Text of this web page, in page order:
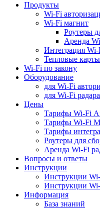
Продукты
Wi-Fi
Wi-Fi магнит
Роутеры
Аренда
Интеграция
Тепловые карты
Wi-Fi по закону
Оборудование
для Wi-Fi
для Wi-Fi радара
Цены
Тарифы Wi-Fi
Тарифы Wi-Fi
Тарифы
Роутеры для
Аренда Wi-Fi
Вопросы и ответы
Инструкции
Инструкции
Инструкции
Информация
База знаний